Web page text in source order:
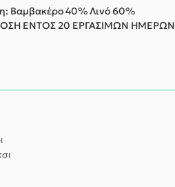
Βαμβακέρο 40% Λινό 60%
ΕΝΤΟΣ 20 ΕΡΓΑΣΙΜΩΝ ΗΜΕΡΩΝ